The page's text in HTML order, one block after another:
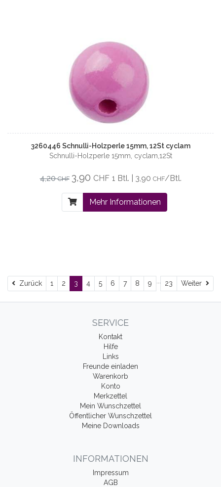
3260446 Schnulli-Holzperle 15mm, 12St cyclam
Schnulli-Holzperle 15mm, cyclam,12St
4,20CHF 3,90 CHF 1 Btl. | 3,90 CHF/Btl.
Mehr Informationen
ZurückZurück
1 2 3 4 5 6 7 8 9 23 Weiter
SERVICE
Kontakt
Hilfe
Links
Freunde einladen
Warenkorb
Konto
Merkzettel
Mein Wunschzettel
Öffentlicher Wunschzettel
Meine Downloads
INFORMATIONEN
Impressum
AGB